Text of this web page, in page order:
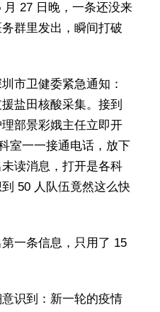
27 日晚，一条还没来
群里发出，瞬间打破
市卫健委紧急通知：
盐田核酸采集。接到
部景彩娥主任立即开
室一一接通电话，放下
读消息，打开是各科
50 人队伍竟然这么快
一条信息，只用了 15
识到：新一轮的疫情